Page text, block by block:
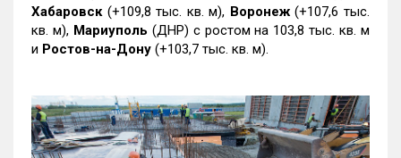
Хабаровск (+109,8 тыс. кв. м), Воронеж(+107,6 тыс.
кв. м), Мариуполь (ДНР) с ростом на 103,8 тыс. кв. м
и Ростов-на-Дону (+103,7 тыс. кв. м).